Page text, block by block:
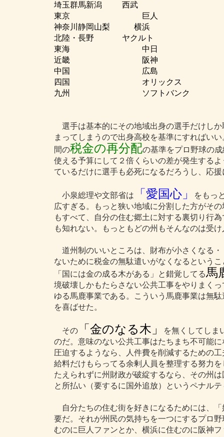
埼玉群馬新潟 西武
東京 巨人
神奈川静岡山梨 横浜
北陸・長野 ヤクルト
東海 中日
近畿 阪神
中国 広島
四国 オリックス
九州 ソフトバンク
選手は基本的にその地域出身の選手だけし
まってしまうので出身高校を基準にすればい
間の税金の再分配の基準をプロ野球の
使える予算にして２倍くらいの差が発生する
ているだけに選手も必死になるだろうし、応
小泉総理や文部省は 「愛国心」
をもっ
広すぎる。もっと狭い地域に分割した方がそ
もすべて、自分の住む郷土に対する裏切り行
も知れない。もっともどの州もそんなのは受
道州制のいいところは、財布が小さくなる
ないために税金の無駄遣いがなくなるという
「国には金の成る木がある」と錯覚してる馬
境破壊しかもたらさない公共工事をやりまく
ゆる馬鹿事業である。こういう馬鹿事業は無
を喜ばせた。
その「金のなる木」
を無くしてしま
のだ。意味のない公共工事はたちまち不可能
圧迫するようなら、人件費を削減するための
給料だけもらってる余剰人員を整理する努力
たえられずに州財政が破綻するなら、その州
と所払い（要するに国外追放）というペナル
自分たちの住む街を好きになるためには、
要だ。それが州民の気持ちを一つにするプロ
むのに巨人ファンとか、横浜に住むのに阪神